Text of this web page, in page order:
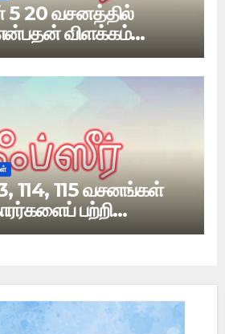
5 20 வசனத்தில்
விளக்கம்
114, 115 வசனங்கள்
பற்றி